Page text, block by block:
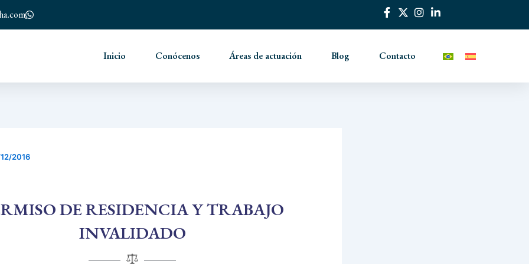
Inicio Conócenos Áreas de actuación Blog Contacto
2016
DE RESIDENCIA Y TRABAJO
INVALIDADO